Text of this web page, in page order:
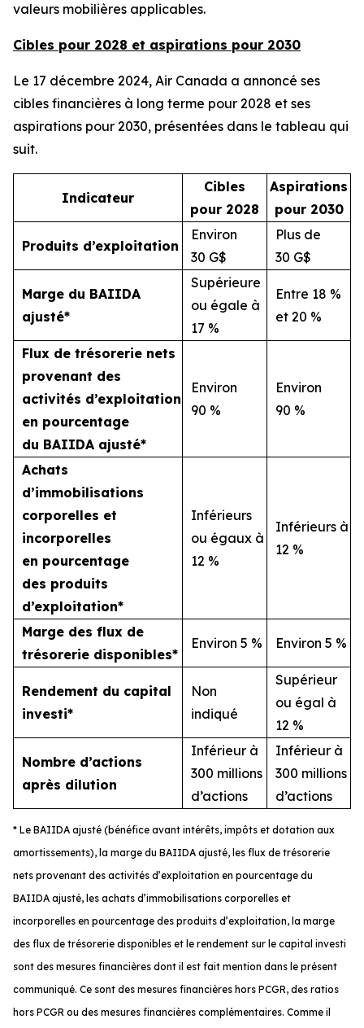
valeurs mobilières applicables.
Cibles pour 2028 et aspirations pour 2030
Le 17 décembre 2024, Air Canada a annoncé ses
cibles financières à long terme pour 2028 et ses
aspirations pour 2030, présentées dans le tableau qui
suit.
Indicateur
Cibles
pour 2028
Aspirations
pour 2030
Produits d’exploitation
Environ
30 G$
Plus de
30 G$
Marge du BAIIDA
ajusté*
Supérieure
ou égale à
17 %
Entre 18 %
et 20 %
Flux de trésorerie nets
provenant des
activités d’exploitation
en pourcentage
du BAIIDA ajusté*
Environ
90 %
Environ
90 %
Achats
d’immobilisations
corporelles et
incorporelles
en pourcentage
des produits
d’exploitation*
Inférieurs
ou égaux à
12 %
Inférieurs à
12 %
Marge des flux de
trésorerie disponibles*
Environ 5 % Environ 5 %
Rendement du capital
investi*
Non
indiqué
Supérieur
ou égal à
12 %
Nombre d’actions
après dilution
Inférieur à
300 millions
d’actions
Inférieur à
300 millions
d’actions
* Le BAIIDA ajusté (bénéfice avant intérêts, impôts et dotation aux
amortissements), la marge du BAIIDA ajusté, les flux de trésorerie
nets provenant des activités d’exploitation en pourcentage du
BAIIDA ajusté, les achats d’immobilisations corporelles et
incorporelles en pourcentage des produits d’exploitation, la marge
des flux de trésorerie disponibles et le rendement sur le capital investi
sont des mesures financières dont il est fait mention dans le présent
communiqué. Ce sont des mesures financières hors PCGR, des ratios
hors PCGR ou des mesures financières complémentaires. Comme il